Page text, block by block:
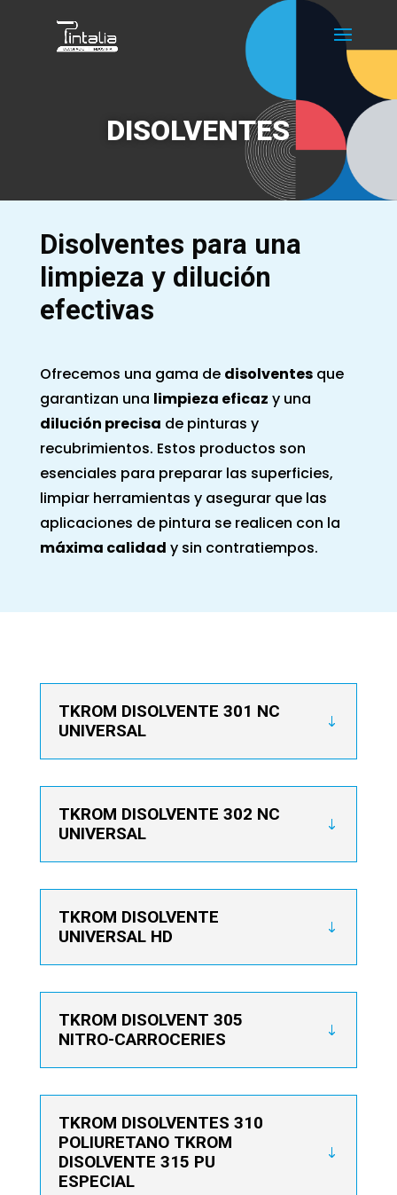
DISOLVENTES
Disolventes para una
limpieza y dilución
efectivas
Ofrecemos una gama de disolventesque
garantizan una limpieza eficaz y una
dilución precisa de pinturas y
recubrimientos. Estos productos son
esenciales para preparar las superficies,
limpiar herramientas y asegurar que las
aplicaciones de pintura se realicen con la
máxima calidad y sin contratiempos.
TKROM DISOLVENTE 301 NC
UNIVERSAL
TKROM DISOLVENTE 302 NC
UNIVERSAL
TKROM DISOLVENTE
UNIVERSAL HD
TKROM DISOLVENT 305
NITRO-CARROCERIES
TKROM DISOLVENTES 310
POLIURETANO TKROM
DISOLVENTE 315 PU
ESPECIAL